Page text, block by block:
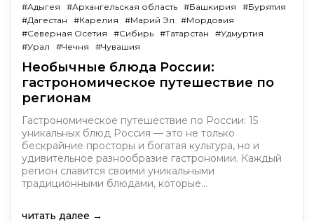
#Адыгея #Архангельская область #Башкирия
#Бурятия
#Дагестан
#Карелия #Марий Эл
#Мордовия
#Северная Осетия
#Сибирь #Татарстан
#Удмуртия
#Урал
#Чечня #Чувашия
Необычные блюда России:
гастрономическое путешествие по
регионам
Гастрономическое путешествие по России: 15
уникальных блюд Россия — это не только
бескрайние просторы и богатая культура, но и
удивительное разнообразие гастрономии. Каждый
регион славится своими уникальными
традиционными блюдами, которые…
читать далее →